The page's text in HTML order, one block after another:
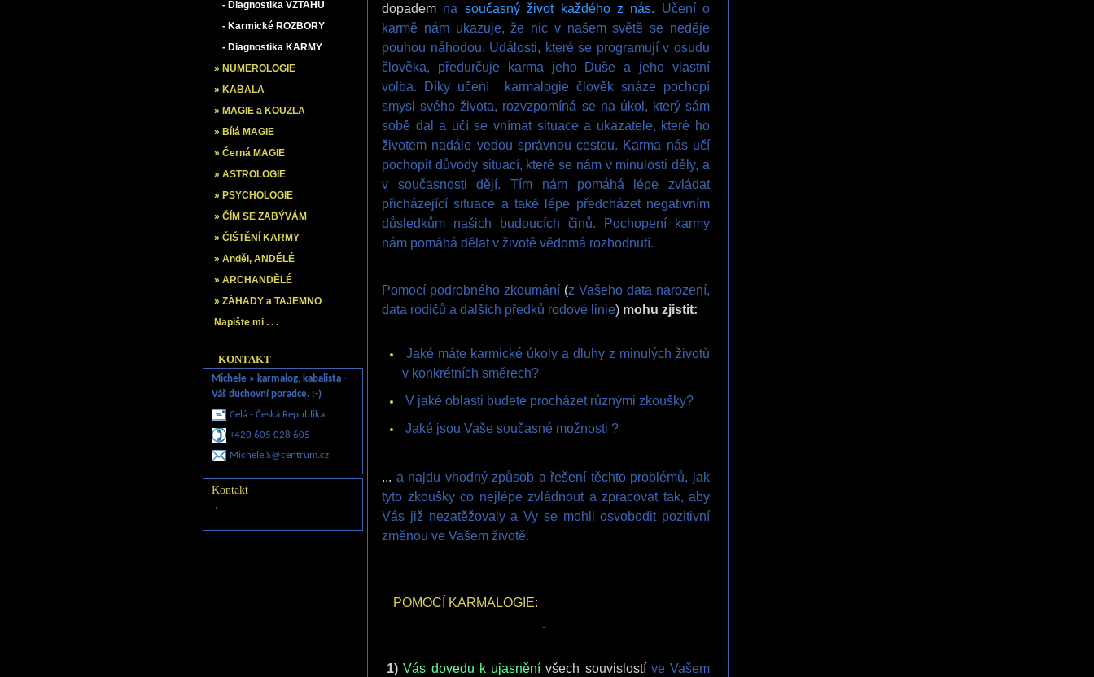
dopadem na současný život každého z nás. Učení o
karmě nám ukazuje, že nic v našem světě se neděje
pouhou náhodou. Události, které se programují v osudu
člověka, předurčuje karma jeho Duše a jeho vlastní
volba. Díky učení karmalogie člověk snáze pochopí
smysl svého života, rozvzpomíná se na úkol, který sám
sobě dal a učí se vnímat situace a ukazatele, které ho
životem nadále vedou správnou cestou. Karma nás učí
pochopit důvody situací, které se nám v minulosti děly, a
v současnosti dějí. Tím nám pomáhá lépe zvládat
přicházející situace a také lépe předcházet negativním
důsledkům našich budoucích činů. Pochopení karmy
nám pomáhá dělat v životě vědomá rozhodnutí.
Pomocí podrobného zkoumání (z Vašeho data narození,
data rodičů a dalších předků rodové linie) mohu zjistit:
Jaké máte karmické úkoly a dluhy z minulých životů
v konkrétních směrech?
V jaké oblasti budete procházet různými zkoušky?
Jaké jsou Vaše současné možnosti ?
... a najdu vhodný způsob a řešení těchto problémů, jak
tyto zkoušky co nejlépe zvládnout a zpracovat tak, aby
Vás již nezatěžovaly a Vy se mohli osvobodit pozitivní
změnou ve Vašem životě.
POMOCÍ KARMALOGIE:
1) Vás dovedu k ujasněnívšech souvislostíve Vašem
- Diagnostika VZTAHU
- Karmické ROZBORY
- Diagnostika KARMY
» NUMEROLOGIE
» KABALA
» MAGIE a KOUZLA
» Bílá MAGIE
» Černá MAGIE
» ASTROLOGIE
» PSYCHOLOGIE
» ČÍM SE ZABÝVÁM
» ČIŠTĚNÍ KARMY
» Anděl, ANDĚLÉ
» ARCHANDĚLÉ
» ZÁHADY a TAJEMNO
Napište mi . . .
KONTAKT
Michele » karmalog, kabalista -
Váš duchovní poradce. :-)
Celá - Česká Republika
+420 605 028 605
Michele.S@centrum.cz
Kontakt